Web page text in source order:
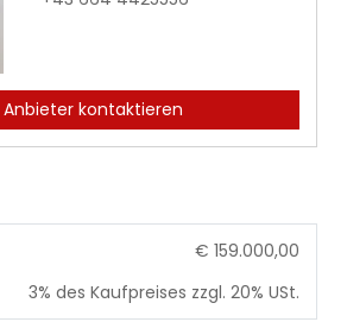
Anbieter kontaktieren
€ 159.000,00
3% des Kaufpreises zzgl. 20% USt.